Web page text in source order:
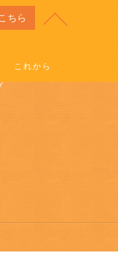
ちら
これから